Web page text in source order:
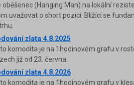
(Hanging Man) na lokální
uvažovat o short pozici. Blížící se
zlata 4.8.2025
komodita je na 1hodinovém grafu v
již od 23. června.
zlata 4.8.2026
komodita je na 1hodinovém grafu v